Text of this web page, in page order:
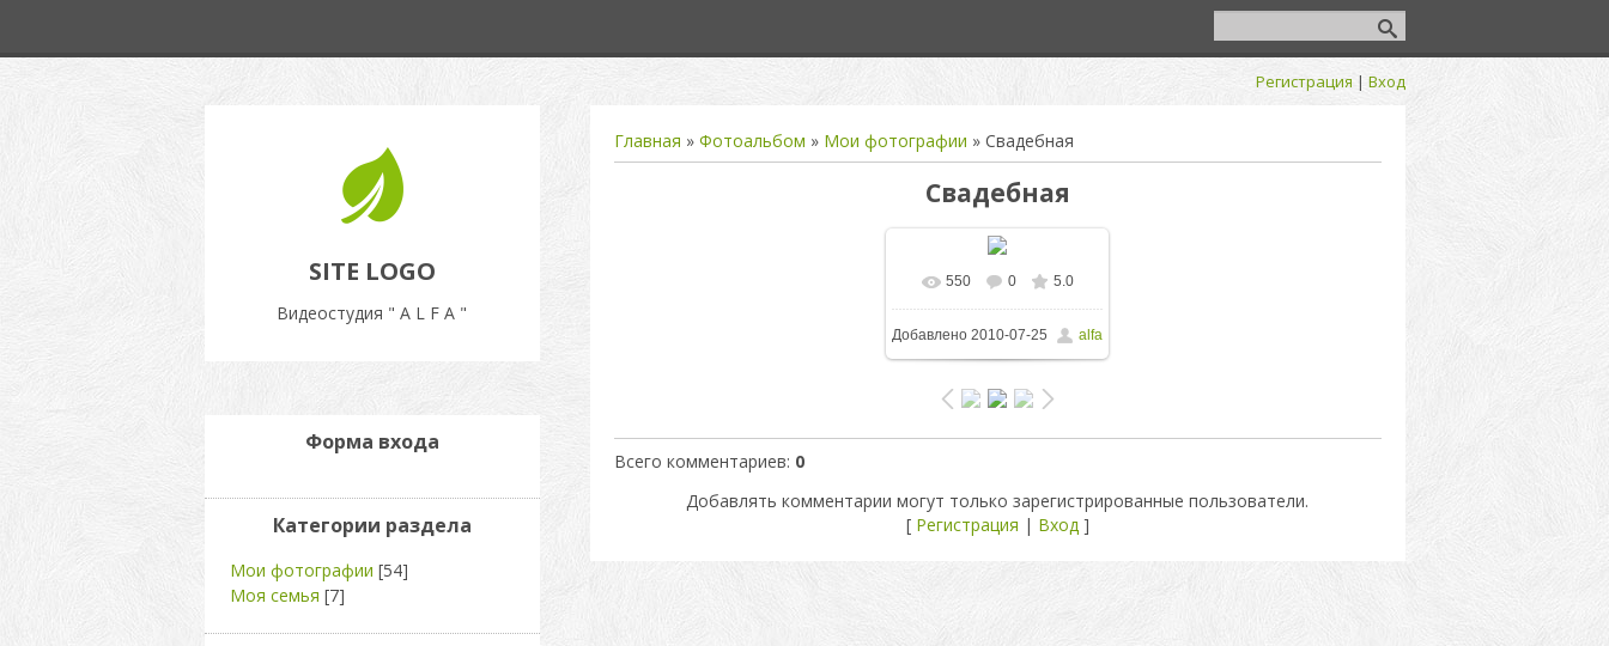
Регистрация | Вход
SITE LOGO
Видеостудия " A L F A "
Главная » Фотоальбом » Мои фотографии » Свадебная
Свадебная
В реальном размере
700x467/ 121.7Kb
550 0 5.0
Добавлено 2010-07-25 alfa
Всего комментариев: 0
Добавлять комментарии могут только зарегистрированные пользователи.
[ Регистрация | Вход]
Форма входа
Категории раздела
Мои фотографии [54]
Моя семья [7]